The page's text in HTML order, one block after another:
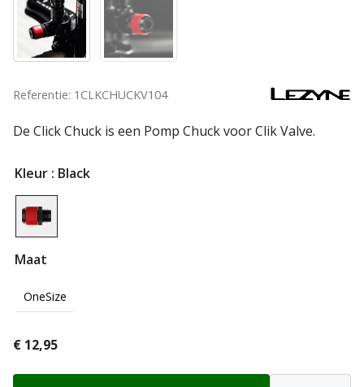
Referentie: 1CLKCHUCKV104
De Click Chuck is een Pomp Chuck voor Clik Valve.
Kleur : Black
Maat
OneSize
€ 12,95